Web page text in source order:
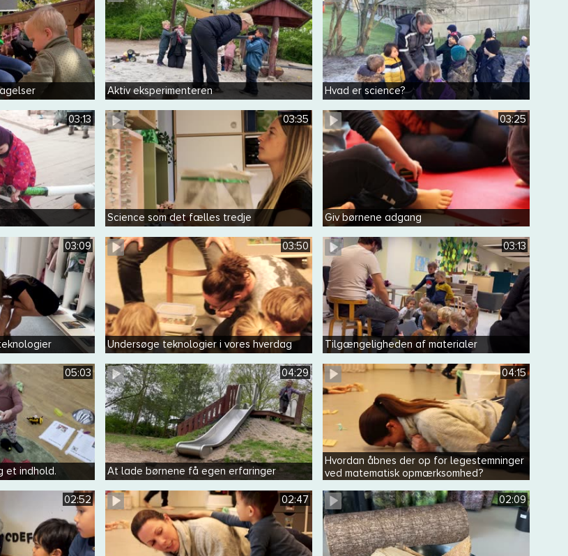
Aktiv eksperimenteren Hvad er science?
03:13 03:35
Science som det fælles tredje
03:25
Giv børnene adgang
03:09 03:50
Undersøge teknologier i vores hverdag
03:13
Tilgængeligheden af materialer
05:03
et indhold.
04:29
At lade børnene få egen erfaringer
04:15
Hvordan åbnes der op for legestemninger
ved matematisk opmærksomhed?
02:52 02:47 02:09